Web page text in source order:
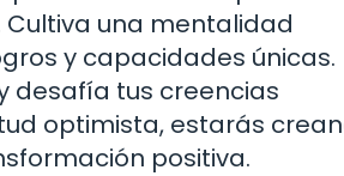
una mentalidad
y capacidades únicas.
desafía tus creencias
optimista, estarás
positiva.